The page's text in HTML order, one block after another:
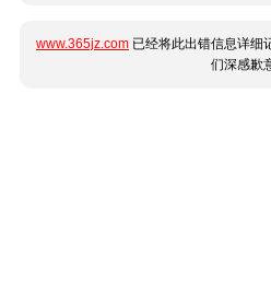
www.365jz.com 已经将此出错信息详细
们深感歉